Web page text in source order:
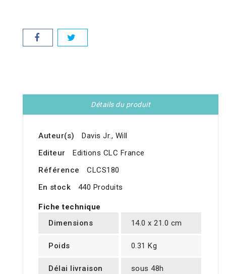
Détails du produit
Auteur(s)
Davis Jr., Will
Editeur
Editions CLC France
Référence
CLCS180
En stock
440 Produits
Fiche technique
Dimensions
14.0 x 21.0 cm
Poids 0.31 Kg
Délai livraison sous 48h